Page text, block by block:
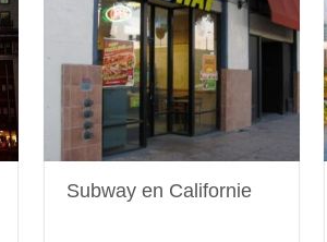
Subway en Californie